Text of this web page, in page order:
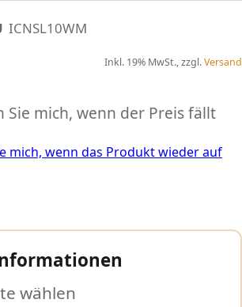
ICNSL10WM
Inkl. 19% MwSt., zzgl.Versand
Sie mich, wenn der Preis fällt
mich, wenn das Produkt wieder auf
wählen